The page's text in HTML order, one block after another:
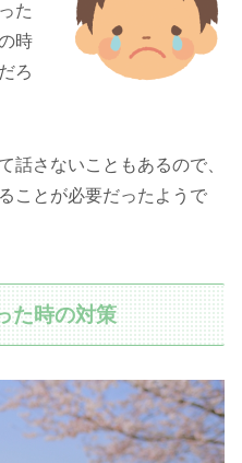
た
時
ろ
話さないこともあるので、
ことが必要だったようで
た時の対策